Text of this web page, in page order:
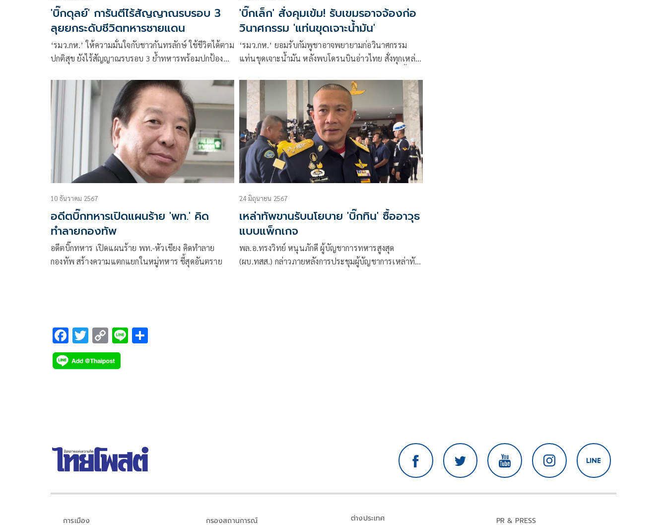
'บิ๊กดุลย์' การันตีไร้สัญญาณรบรอบ 3
ลุยยกระดับชีวิตทหารชายแดน
‘รมว.กห.’ ให้ความมั่นใจกับชาวกันทรลักษ์ ใช้ชีวิตได้ตาม
ปกติสุข ยังไร้สัญญาณรบรอบ 3 ย้ำทหารพร้อมปกป้อง
เล็ก’ ยกระดับคุณภาพทหารชายแดน- ชั้นผู้น้อย
'บิ๊กเล็ก' สั่งคุมเข้ม! รับเขมรอาจจ้องก่อ
วินาศกรรม 'แท่นขุดเจาะน้ำมัน'
‘รมว.กห.’ ยอมรับกัมพูชาอาจพยายามก่อวินาศกรรม
แท่นขุดเจาะน้ำมัน หลังพบโดรนบินอ่าวไทย สั่งทุกเหล่า
เขมรทำลายโดรน D-20 เป็นเรื่องน่าเสียดาย
10 ธันวาคม 2567
อดีตบิ๊กทหารเปิดแผนร้าย 'พท.' คิด
ทำลายกองทัพ
อดีตบิ๊กทหาร เปิดแผนร้าย พท.-หัวเขียง คิดทำลาย
กองทัพ สร้างความแตกแยกในหมู่ทหาร ชี้สุดอันตราย
24 มิถุนายน 2567
เหล่าทัพขานรับนโยบาย 'บิ๊กทิน' ซื้ออาวุธ
แบบแพ็กเกจ
พล.อ.ทรงวิทย์ หนุนภักดี ผู้บัญชาการทหารสูงสุด
(ผบ.ทสส.) กล่าวภายหลังการประชุมผู้บัญชาการเหล่าทัพ
F
ac
e
T
wi
tt
C
o
p
Li
การเมือง กรองสถานการณ์ ต่างประเทศ PR & PRESS